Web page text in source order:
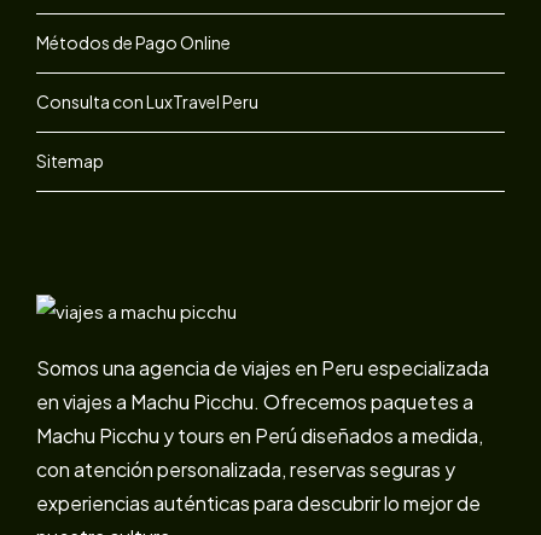
Métodos de Pago Online
Consulta con LuxTravel Peru
Sitemap
Somos una agencia de viajes en Peru especializada
en viajes a Machu Picchu. Ofrecemos paquetes a
Machu Picchu y tours en Perú diseñados a medida,
con atención personalizada, reservas seguras y
experiencias auténticas para descubrir lo mejor de